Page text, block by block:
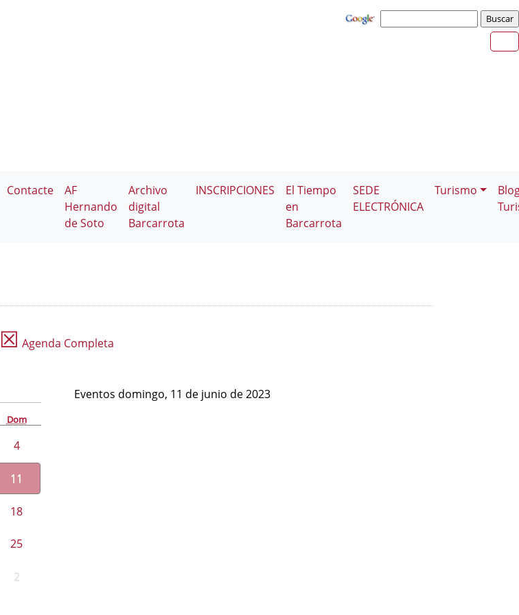
Contacte
AF
Hernando
de Soto
Archivo
digital
Barcarrota
INSCRIPCIONES
El Tiempo
en
Barcarrota
SEDE
ELECTRÓNICA
Turismo
☒ Agenda Completa
Dom
4
11
18
25
2
Eventos domingo, 11 de junio de 2023